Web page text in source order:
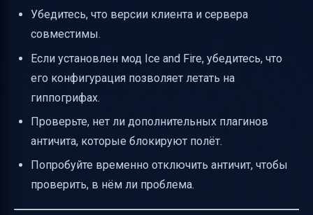
Убедитесь, что версии клиента и сервера
совместимы.
Если установлен мод Ice and Fire, убедитесь, что
его конфигурация позволяет летать на
гиппогрифах.
Проверьте, нет ли дополнительных плагинов
античита, которые блокируют полёт.
Попробуйте временно отключить античит, чтобы
проверить, в нём ли проблема.